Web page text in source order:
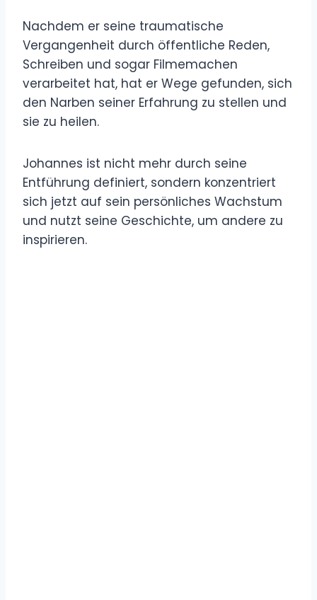
Nachdem er seine traumatische
Vergangenheit durch öffentliche Reden,
Schreiben und sogar Filmemachen
verarbeitet hat, hat er Wege gefunden, sich
den Narben seiner Erfahrung zu stellen und
sie zu heilen.
Johannes ist nicht mehr durch seine
Entführung definiert, sondern konzentriert
sich jetzt auf sein persönliches Wachstum
und nutzt seine Geschichte, um andere zu
inspirieren.